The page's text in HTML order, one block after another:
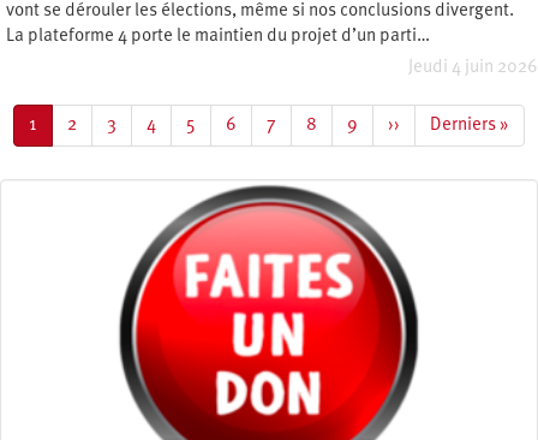
vont se dérouler les élections, même si nos conclusions divergent.
La plateforme 4 porte le maintien du projet d’un parti…
Jeudi 4 juin 2026
Page
courante
1 Page
2 Page
3 Page
4 Page
5 Page
6 Page
7 Page
8 Page
9
Page
suivante
››
Dernière
page
Derniers »